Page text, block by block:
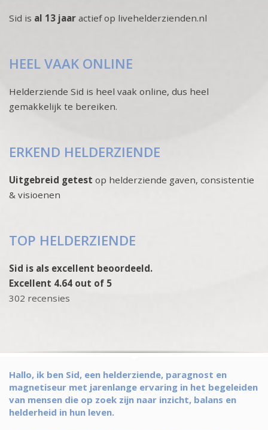
Sid is al 13 jaar actief op livehelderzienden.nl
HEEL VAAK ONLINE
Helderziende Sid is heel vaak online, dus heel
gemakkelijk te bereiken.
ERKEND HELDERZIENDE
Uitgebreid getest op helderziende gaven, consistentie
& visioenen
TOP HELDERZIENDE
Sid is als excellent beoordeeld.
Excellent 4.64 out of 5
302 recensies
Hallo, ik ben Sid, een hel­derziende, paragnost en
magnetiseur met jarenlange ervaring in het begeleiden
van mensen die op zoek zijn naar inzicht, balans en
helderheid in hun leven.